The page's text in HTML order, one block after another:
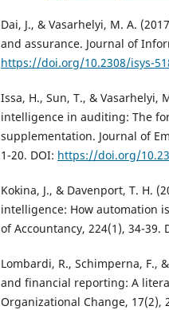
Dai, J., & Vasarhelyi, M. A.
and assurance. Journal of
https://doi.org/10.2308/isys-
Issa, H., Sun, T., & Vasarhelyi,
intelligence in auditing: The
supplementation. Journal of
1-20. DOI: https://doi.org/
Kokina, J., & Davenport, T. H.
intelligence: How automation
of Accountancy, 224(1), 34-39.
Lombardi, R., Schimperna, F.,
and financial reporting: A
Organizational Change, 17(2),